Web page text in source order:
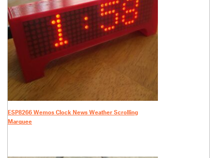
ESP8266 Wemos Clock News Weather Scrolling
Marquee